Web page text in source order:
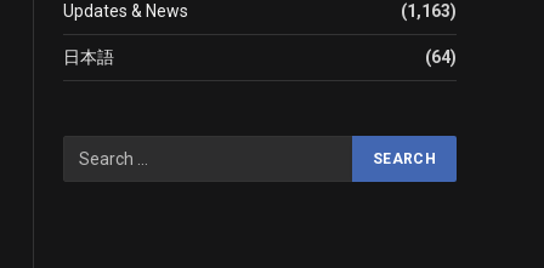
Updates & News (1,163)
日本語 (64)